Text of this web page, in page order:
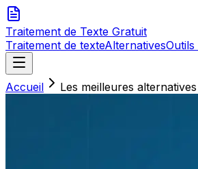
Traitement de Texte Gratuit
Traitement de texteAlternativesOutils
Accueil Les meilleures